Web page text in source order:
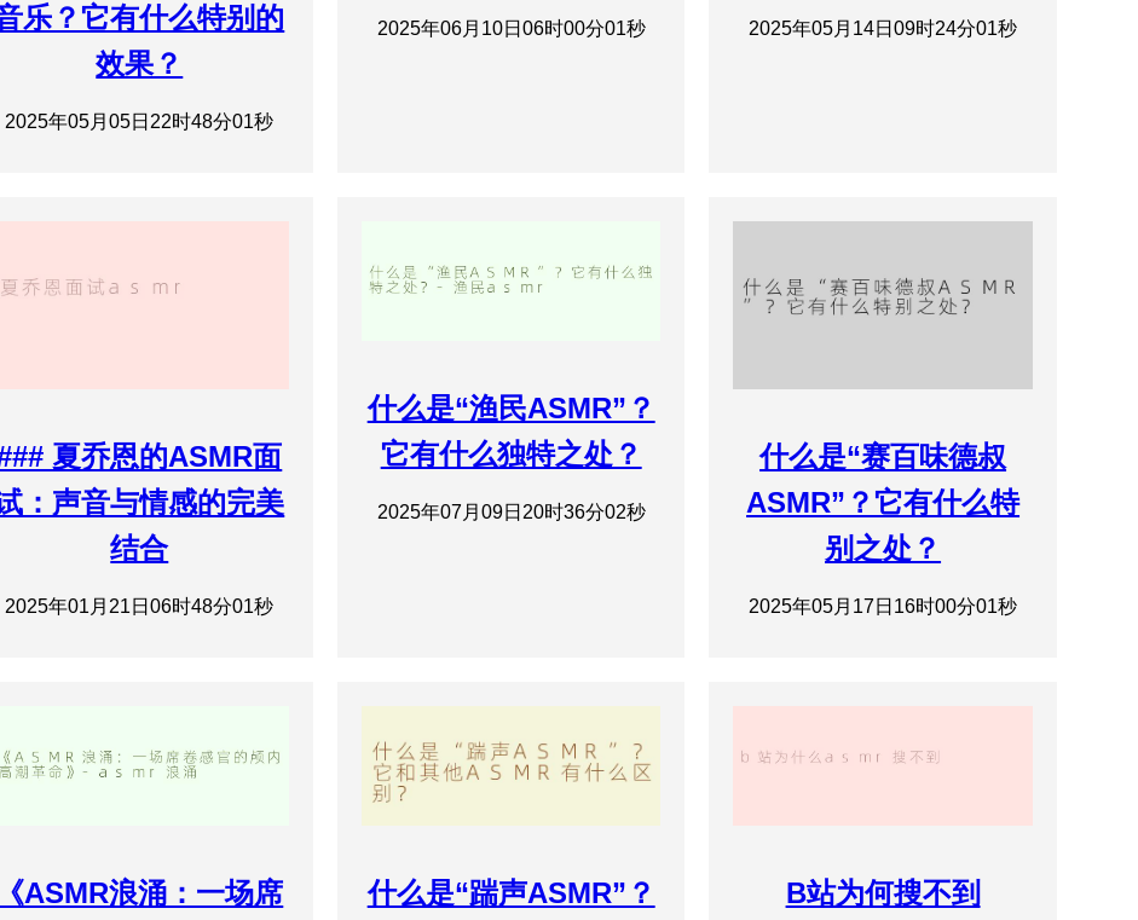
乐？它有什么特别的
效果？
2025年05月05日22时48分01秒
2025年06月10日06时00分01秒 2025年05月14日09时24分01秒
夏乔恩的ASMR面
：声音与情感的完美
结合
2025年01月21日06时48分01秒
什么是“渔民ASMR”？
它有什么独特之处？
2025年07月09日20时36分02秒
什么是“赛百味德叔
ASMR”？它有什么特
别之处？
2025年05月17日16时00分01秒
《ASMR浪涌：一场席
什么是“踹声ASMR”？
B站为何搜不到